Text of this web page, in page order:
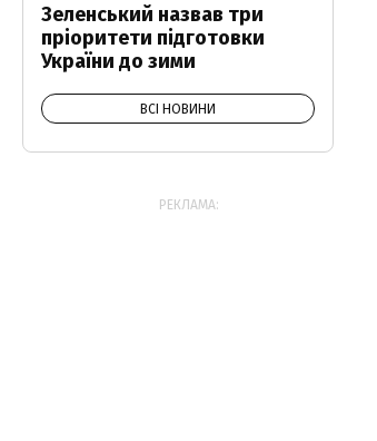
Зеленський назвав три
пріоритети підготовки
України до зими
ВСІ НОВИНИ
РЕКЛАМА: